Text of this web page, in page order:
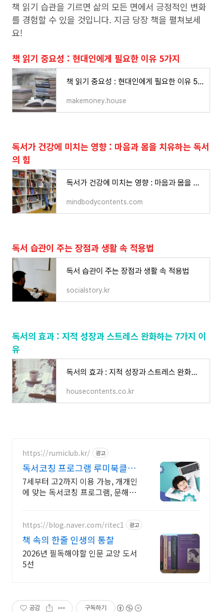
책 읽기 습관을 기르면 삶의 모든 면에서 긍정적인 변화
를 경험할 수 있을 것입니다. 지금 당장 책을 펼쳐보세
요!
책 읽기 중요성 : 현대인에게 필요한 이유 5가지
책 읽기 중요성 : 현대인에게 필요한 이유 5가지 - 굿라이프
makemoney.house
독서가 건강에 미치는 영향 : 마음과 몸을 치유하는 독서
의 힘
독서가 건강에 미치는 영향 : 마음과 몸을 치유하는 독서의 힘 - 마인드바디
mindbodycontents.com
독서 습관이 주는 장점과 생활 속 적용법
독서 습관이 주는 장점과 생활 속 적용법
socialstory.kr
독서의 효과 : 지적 성장과 스트레스 완화하는 7가지 이
유
독서의 효과 : 지적 성장과 스트레스 완화하는 7가지 이유
housecontents.co.kr
https://rumiclub.kr/ 광고
독서코칭 프로그램 루미북클럽
새입시에 맞는 프로그램운영!
7세부터 고2까지 이용 가능, 개개인
에 맞는 독서코칭 프로그램, 문해력
북클럽!
https://blog.naver.com/ritec1 광고
책 속의 한줄 인생의 통찰
2026년 필독해야할 인문 교양 도서
5선
공감 구독하기